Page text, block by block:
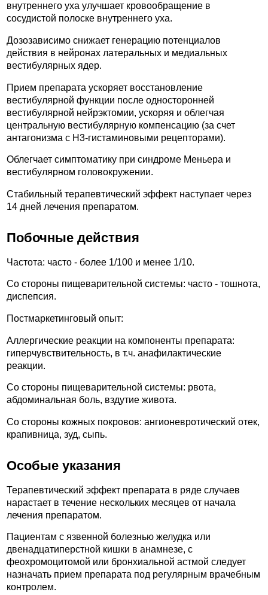
внутреннего уха улучшает кровообращение в
сосудистой полоске внутреннего уха.
Дозозависимо снижает генерацию потенциалов
действия в нейронах латеральных и медиальных
вестибулярных ядер.
Прием препарата ускоряет восстановление
вестибулярной функции после односторонней
вестибулярной нейрэктомии, ускоряя и облегчая
центральную вестибулярную компенсацию (за счет
антагонизма с H3-гистаминовыми рецепторами).
Облегчает симптоматику при синдроме Меньера и
вестибулярном головокружении.
Стабильный терапевтический эффект наступает через
14 дней лечения препаратом.
Побочные действия
Частота: часто - более 1/100 и менее 1/10.
Со стороны пищеварительной системы: часто - тошнота,
диспепсия.
Постмаркетинговый опыт:
Аллергические реакции на компоненты препарата:
гиперчувствительность, в т.ч. анафилактические
реакции.
Со стороны пищеварительной системы: рвота,
абдоминальная боль, вздутие живота.
Со стороны кожных покровов: ангионевротический отек,
крапивница, зуд, сыпь.
Особые указания
Терапевтический эффект препарата в ряде случаев
нарастает в течение нескольких месяцев от начала
лечения препаратом.
Пациентам с язвенной болезнью желудка или
двенадцатиперстной кишки в анамнезе, с
феохромоцитомой или бронхиальной астмой следует
назначать прием препарата под регулярным врачебным
контролем.